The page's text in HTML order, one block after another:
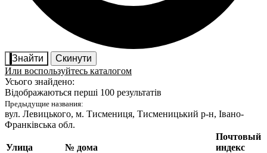
Знайти
Скинути
Или воспользуйтесь каталогом
Усього знайдено:
Відображаються перші 100 результатів
Предыдущие названия:
вул. Левицького, м. Тисмениця, Тисменицький р-н, Івано-
Франківська обл.
Улица № дома
Почтовый
индекс